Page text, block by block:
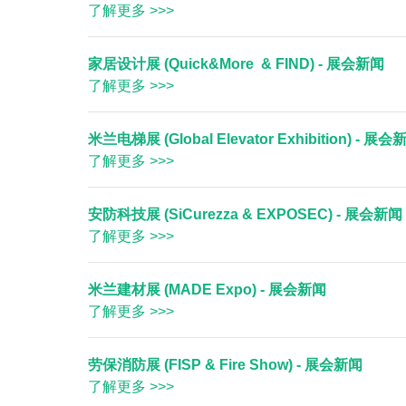
了解更多 >>>
家居设计展 (Quick&More & FIND) - 展会新闻
了解更多 >>>
米兰电梯展 (Global Elevator Exhibition) - 展会
了解更多 >>>
安防科技展 (SiCurezza & EXPOSEC) - 展会新闻
了解更多 >>>
米兰建材展 (MADE Expo) - 展会新闻
了解更多 >>>
劳保消防展 (FISP & Fire Show) - 展会新闻
了解更多 >>>